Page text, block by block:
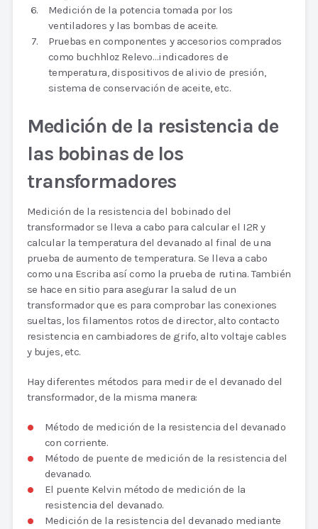
Medición de la potencia tomada por los
ventiladores y las bombas de aceite.
Pruebas en componentes y accesorios comprados
como buchhloz Relevo…indicadores de
temperatura, dispositivos de alivio de presión,
sistema de conservación de aceite, etc.
Medición de la resistencia de
las bobinas de los
transformadores
Medición de la resistencia del bobinado del
transformador se lleva a cabo para calcular el I2R y
calcular la temperatura del devanado al final de una
prueba de aumento de temperatura. Se lleva a cabo
como una Escriba así como la prueba de rutina. También
se hace en sitio para asegurar la salud de un
transformador que es para comprobar las conexiones
sueltas, los filamentos rotos de director, alto contacto
resistencia en cambiadores de grifo, alto voltaje cables
y bujes, etc.
Hay diferentes métodos para medir de el devanado del
transformador, de la misma manera:
Método de medición de la resistencia del devanado
con corriente.
Método de puente de medición de la resistencia del
devanado.
El puente Kelvin método de medición de la
resistencia del devanado.
Medición de la resistencia del devanado mediante